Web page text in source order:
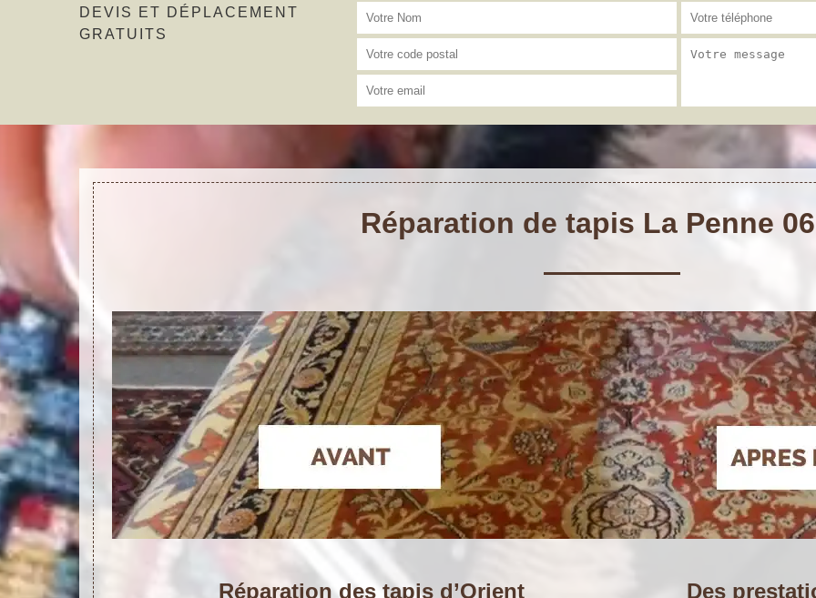
DEVIS ET DÉPLACEMENT
GRATUITS
Réparation de tapis La Penne
Réparation des tapis d’Orient Des